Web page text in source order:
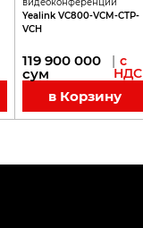
Yealink VC800-VCM-CTP-
VCH
119 900 000
сум
| с
НДС
в Корзину